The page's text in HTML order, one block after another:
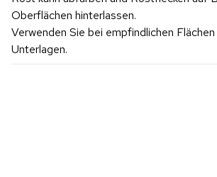
Oberflächen hinterlassen.
Verwenden Sie bei empfindlichen
Unterlagen.